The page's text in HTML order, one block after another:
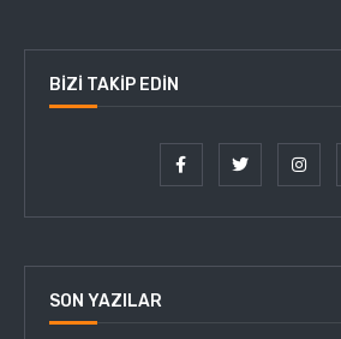
BIZI TAKIP EDIN
SON YAZILAR